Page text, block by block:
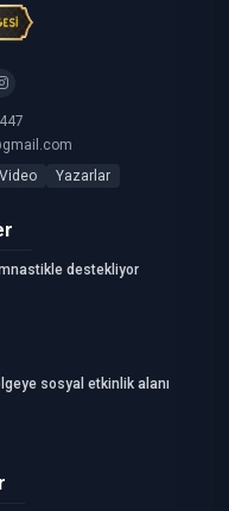
Video Yazarlar
destekliyor
sosyal etkinlik alanı